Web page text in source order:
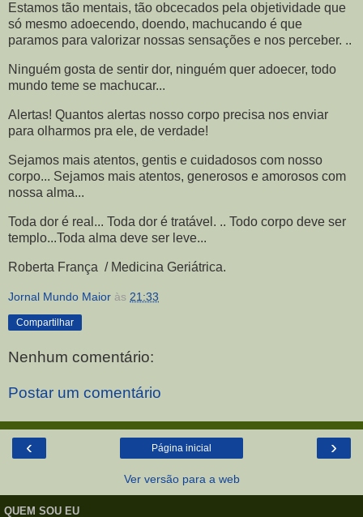
Estamos tão mentais, tão obcecados pela objetividade que
só mesmo adoecendo, doendo, machucando é que
paramos para valorizar nossas sensações e nos perceber. ..
Ninguém gosta de sentir dor, ninguém quer adoecer, todo
mundo teme se machucar...
Alertas! Quantos alertas nosso corpo precisa nos enviar
para olharmos pra ele, de verdade!
Sejamos mais atentos, gentis e cuidadosos com nosso
corpo... Sejamos mais atentos, generosos e amorosos com
nossa alma...
Toda dor é real... Toda dor é tratável. .. Todo corpo deve ser
templo...Toda alma deve ser leve...
Roberta França / Medicina Geriátrica.
Jornal Mundo Maior às 21:33
Compartilhar
Nenhum comentário:
Postar um comentário
‹ ›
Página inicial
Ver versão para a web
QUEM SOU EU